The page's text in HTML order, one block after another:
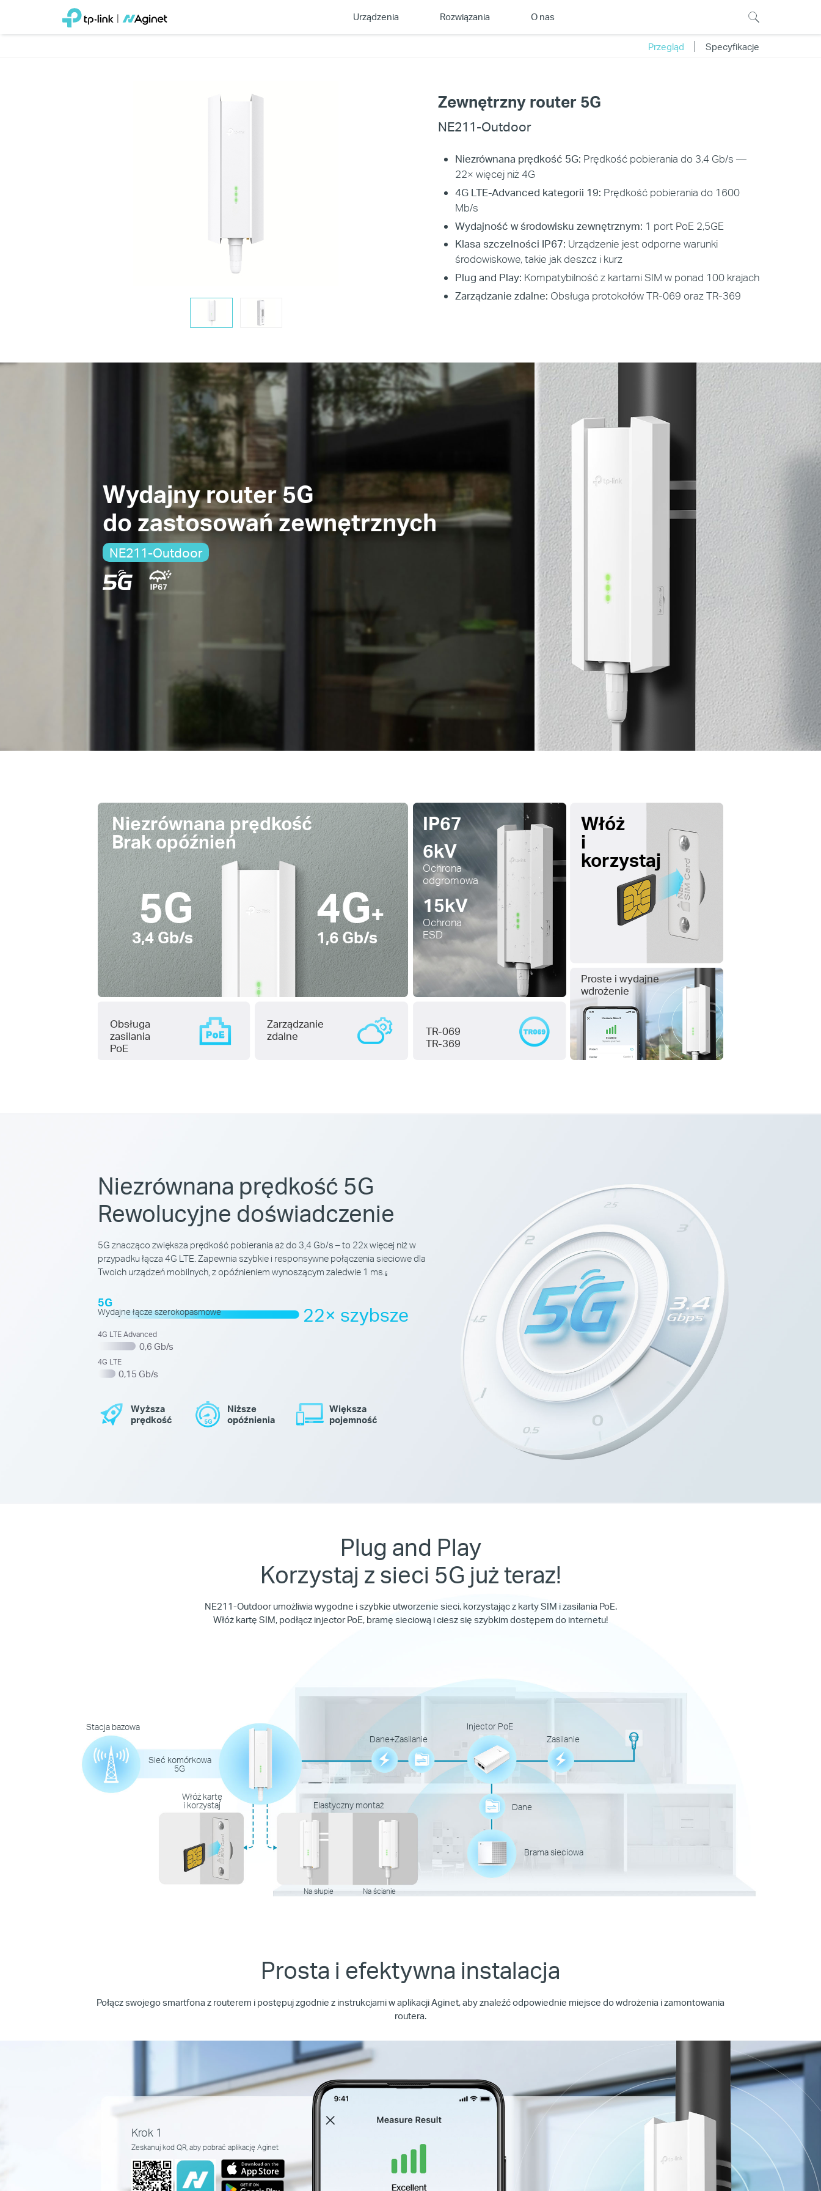
Urządzenia Rozwiązania O nas
Przegląd Specyfikacje
Zewnętrzny router 5G
NE211-Outdoor
Niezrównana prędkość 5G: Prędkość pobierania do 3,4 Gb/s —
22× więcej niż 4G
4G LTE-Advanced kategorii 19: Prędkość pobierania do 1600
Mb/s
Wydajność w środowisku zewnętrznym: 1 port PoE 2,5GE
Klasa szczelności IP67: Urządzenie jest odporne warunki
środowiskowe, takie jak deszcz i kurz
Plug and Play: Kompatybilność z kartami SIM w ponad 100 krajach
Zarządzanie zdalne: Obsługa protokołów TR-069 oraz TR-369
Wydajny router 5G
do zastosowań zewnętrznych
NE211-Outdoor
Niezrównana prędkość
Brak opóźnień
5G
3,4 Gb/s
4G+
1,6 Gb/s
IP67
6kV
Ochrona
odgromowa
15kV
Ochrona
ESD
Włóż
i
korzystaj
Obsługa
zasilania
PoE
Zarządzanie
zdalne
TR-069
TR-369
Proste i wydajne
wdrożenie
Niezrównana prędkość 5G
Rewolucyjne doświadczenie
5G znacząco zwiększa prędkość pobierania aż do 3,4 Gb/s – to 22xwięcej niż w
przypadku łącza 4G LTE. Zapewnia szybkie i responsywne połączenia sieciowe dla
Twoich urządzeń mobilnych, z opóźnieniem wynoszącym zaledwie 1 ms.§
5G
22× szybsze
Wydajne łącze szerokopasmowe
4G LTE Advanced
0,6 Gb/s
4G LTE
0,15 Gb/s
Wyższa
prędkość
Niższe
opóźnienia
Większa
pojemność
Plug and Play
Korzystaj z sieci 5G już teraz!
NE211-Outdoor umożliwia wygodne i szybkie utworzenie sieci, korzystając z karty SIM i zasilania PoE.
Włóż kartę SIM, podłącz injector PoE, bramę sieciową i ciesz się szybkim dostępem do internetu!
Stacja bazowa
Sieć komórkowa
5G
Włóż kartę
i korzystaj
Elastyczny montaż
Dane+Zasilanie
Injector PoE
Zasilanie
Dane
Brama sieciowa
Na słupie Na ścianie
Prosta i efektywna instalacja
Połącz swojego smartfona z routerem i postępuj zgodnie z instrukcjami w aplikacji Aginet, aby znaleźć odpowiednie miejsce do wdrożenia i zamontowania
routera.